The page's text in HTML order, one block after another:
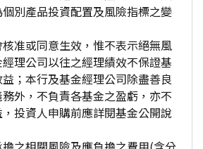
別產品投資配置及風險指標之變
准或同意生效，惟不表示絕無風
理公司以往之經理績效不保證基
；本行及基金經理公司除盡善良
外，不負責各基金之盈虧，亦不
投資人申購前應詳閱基金公開說